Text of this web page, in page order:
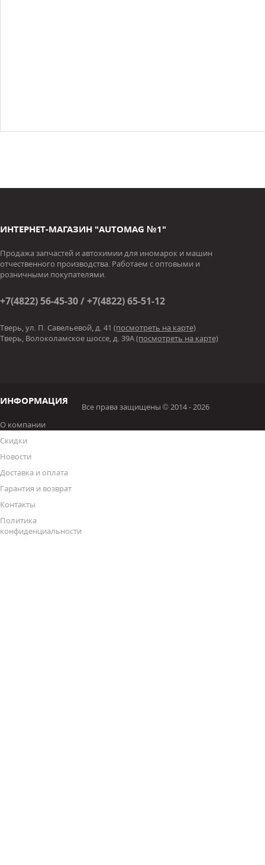
ИНТЕРНЕТ-МАГАЗИН "AUTOMAG №1"
Продажа запчастей и автохимии для иномарок и машин
отчественного производства. Работаем с оптовыми и
розничными покупателями.
+7(4822) 56-45-30 / +7(4822) 65-51-12
Тверь, ул. П. Савельевой, д. 41 (посмотреть на карте)
Тверь, Волоколамское шоссе, д. 39А(посмотреть на карте)
ИНФОРМАЦИЯ
О компании
Скидки
Новости
Доставка и оплата
Гарантия и возврат
Контакты
Политика
конфиденциальности
Все права защищены © 2014 - 2026